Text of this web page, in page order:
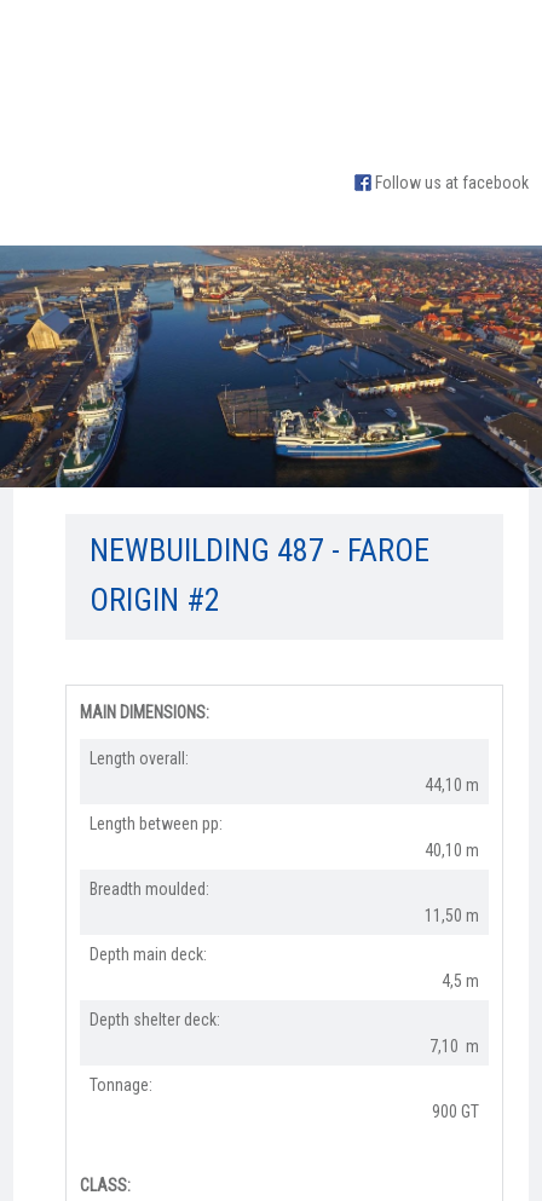
Follow us at facebook
NEWBUILDING 487 - FAROE
ORIGIN #2
MAIN DIMENSIONS:
Length overall:​
44,10 m
Length between pp:
40,10 m
Breadth moulded:
11,50 m
Depth main deck:
4,5 m
Depth shelter deck:
7,10 m
Tonnage:
900 GT
CLASS: